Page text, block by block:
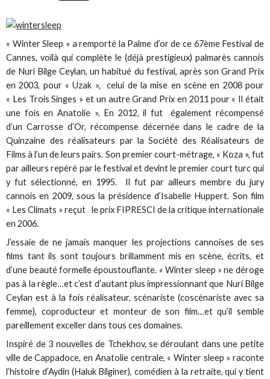
« Winter Sleep » a remporté la Palme d’or de ce 67ème Festival de
Cannes, voilà qui complète le (déjà prestigieux) palmarès cannois
de Nuri Bilge Ceylan, un habitué du festival, après son Grand Prix
en 2003, pour « Uzak », celui de la mise en scène en 2008 pour
« Les Trois Singes » et un autre Grand Prix en 2011 pour « Il était
une fois en Anatolie ». En 2012, il fut également récompensé
d’un Carrosse d’Or, récompense décernée dans le cadre de la
Quinzaine des réalisateurs par la Société des Réalisateurs de
Films à l’un de leurs pairs. Son premier court-métrage, « Koza », fut
par ailleurs repéré par le festival et devint le premier court turc qui
y fut sélectionné, en 1995. Il fut par ailleurs membre du jury
cannois en 2009, sous la présidence d’Isabelle Huppert. Son film
« Les Climats » reçut le prix FIPRESCI de la critique internationale
en 2006.
J’essaie de ne jamais manquer les projections cannoises de ses
films tant ils sont toujours brillamment mis en scène, écrits, et
d’une beauté formelle époustouflante. « Winter sleep » ne déroge
pas à la règle…et c’est d’autant plus impressionnant que Nuri Bilge
Ceylan est à la fois réalisateur, scénariste (coscénariste avec sa
femme), coproducteur et monteur de son film…et qu’il semble
pareillement exceller dans tous ces domaines.
Inspiré de 3 nouvelles de Tchekhov, se déroulant dans une petite
ville de Cappadoce, en Anatolie centrale, « Winter sleep » raconte
l’histoire d’Aydin (Haluk Bilginer), comédien à la retraite, qui y tient